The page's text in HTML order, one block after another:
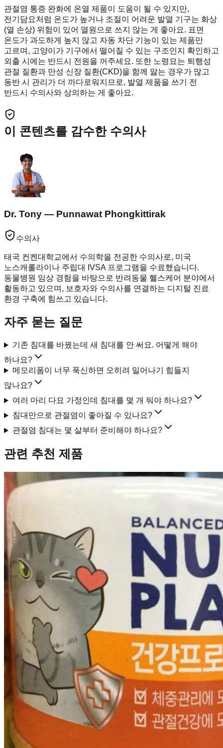
관절염 통증 완화에 온열 제품이 도움이 될 수 있지만,
전기담요처럼 온도가 높거나 조절이 어려운 발열 기구는 화상
(열 손상) 위험이 있어 열원으로 쓰지 않는 게 좋아요. 표면
온도가 과도하게 높지 않고 자동 차단 기능이 있는 제품만
고르며, 고양이가 기구에서 떨어질 수 있는 구조인지 확인하고
외출 시에는 반드시 전원을 꺼주세요. 또한 노령묘는 퇴행성
관절 질환과 만성 신장 질환(CKD)을 함께 앓는 경우가 많고
동반 시 관리가 더 까다로워지므로, 발열 제품을 쓰기 전
반드시 수의사와 상의하는 게 좋아요.
이 콘텐츠를 감수한 수의사
Dr. Tony — Punnawat Phongkittirak
수의사
태국 컨켄대학교에서 수의학을 전공한 수의사로, 미국
노스캐롤라이나 주립대 IVSA 프로그램을 수료했습니다.
동물병원 임상 경험을 바탕으로 반려동물 헬스케어 분야에서
활동하고 있으며, 보호자와 수의사를 연결하는 디지털 진료
환경 구축에 힘쓰고 있습니다.
자주 묻는 질문
기존 침대를 바꿨는데 새 침대를 안 써요. 어떻게 해야
하나요?
메모리폼이 너무 푹신하면 오히려 일어나기 힘들지
않나요?
여러 마리 다묘 가정인데 침대를 몇 개 둬야 하나요?
침대만으로 관절염이 좋아질 수 있나요?
관절염 침대는 몇 살부터 준비해야 하나요?
관련 추천 제품